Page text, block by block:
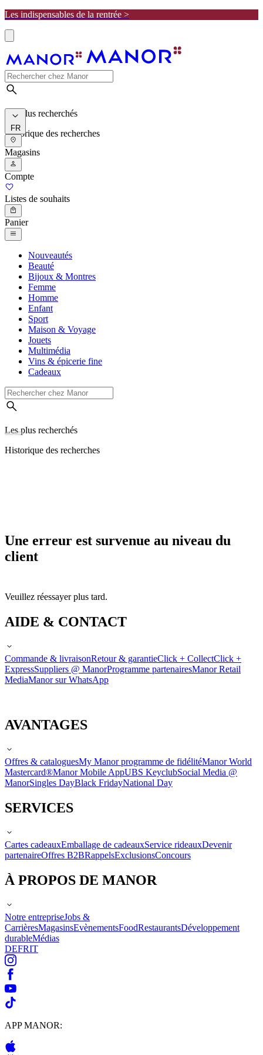
Les indispensables de la rentrée >
Les plus recherchés
Historique des recherches
FR
Magasins
Compte
Listes de souhaits
Panier
Nouveautés
Beauté
Bijoux & Montres
Femme
Homme
Enfant
Sport
Maison & Voyage
Jouets
Multimédia
Vins & épicerie fine
Cadeaux
Les plus recherchés
Historique des recherches
Une erreur est survenue au niveau du
client
Veuillez réessayer plus tard.
AIDE & CONTACT
Commande & livraisonRetour & garantieClick + CollectClick +
ExpressSuppliers @ ManorProgramme partenairesManor Retail
MediaManor sur WhatsApp
AVANTAGES
Offres & cataloguesMy Manor programme de fidélitéManor World
Mastercard®Manor Mobile AppUBS KeyclubSocial Media @
ManorSingles DayBlack FridayNational Day
SERVICES
Cartes cadeauxEmballage de cadeauxService rideauxDevenir
partenaireOffres B2BRappelsExclusionsConcours
À PROPOS DE MANOR
Notre entrepriseJobs &
CarrièresMagasinsEvènementsFoodRestaurantsDéveloppement
durableMédias
DEFRIT
APP MANOR: